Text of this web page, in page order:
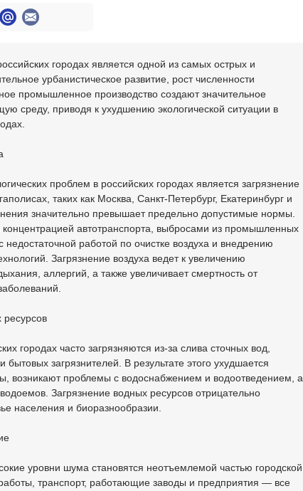
городах является одной из самых острых и
урбанистическое развитие, рост численности
промышленное производство создают значительное
среду, приводя к ухудшению экологической ситуации в
проблем в российских городах является загрязнение
таких как Москва, Санкт-Петербург, Екатеринбург и
значительно превышает предельно допустимые нормы.
концентрацией автотранспорта, выбросами из промышленных
недостаточной работой по очистке воздуха и внедрению
Загрязнение воздуха ведет к увеличению
аллергий, а также увеличивает смертность от
ресурсов
городах часто загрязняются из-за слива сточных вод,
бытовых загрязнителей. В результате этого ухудшается
возникают проблемы с водоснабжением и водоотведением, а
Загрязнение водных ресурсов отрицательно
населения и биоразнообразии.
уровни шума становятся неотъемлемой частью городской
транспорт, работающие заводы и предприятия — все